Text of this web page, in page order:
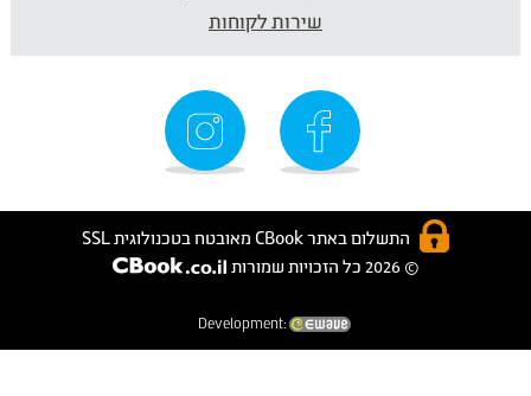
שירות לקוחות
התשלום באתר CBook מאובטח בטכנולוגית SSL
© 2026 כל הזכויות שמורות
Development: